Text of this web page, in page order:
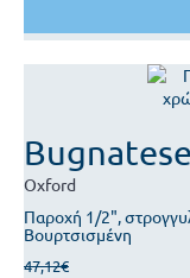
Bugnatese
Oxford
Παροχή 1/2",
Βουρτσισμένη
47,12€